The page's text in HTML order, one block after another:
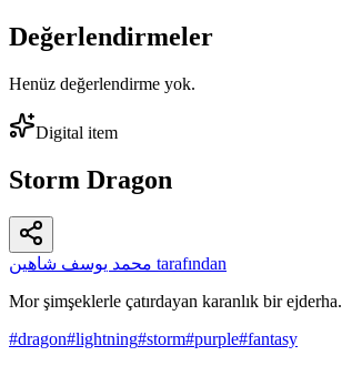
Değerlendirmeler
Henüz değerlendirme yok.
Digital item
Storm Dragon
محمد يوسف شاهين tarafından
Mor şimşeklerle çatırdayan karanlık bir ejderha.
#dragon#lightning#storm#purple#fantasy